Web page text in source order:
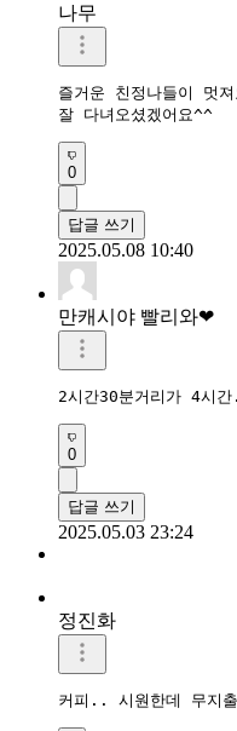
나무
즐거운 친정나들이 멋
잘 다녀오셨겠어요^^
0
답글 쓰기
2025.05.08 10:40
만캐시야 빨리와❤
2시간30분거리가 4시
0
답글 쓰기
2025.05.03 23:24
정진화
커피.. 시원한데 무지